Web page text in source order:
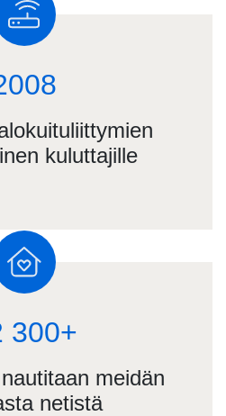
kuluttajille
300+
meidän
netistä